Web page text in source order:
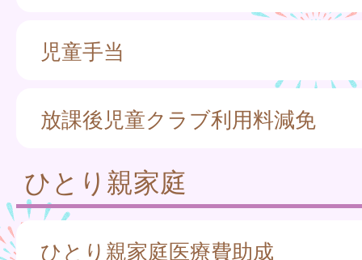
児童手当
放課後児童クラブ利用料減免
ひとり親家庭
ひとり親家庭医療費助成